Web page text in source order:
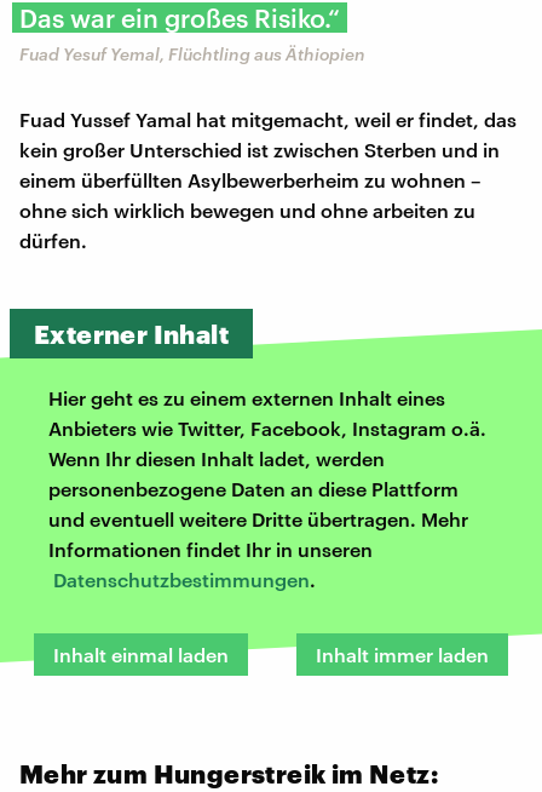
Das war ein großes Risiko.“
Fuad Yesuf Yemal, Flüchtling aus Äthiopien
Fuad Yussef Yamal hat mitgemacht, weil er findet, das
kein großer Unterschied ist zwischen Sterben und in
einem überfüllten Asylbewerberheim zu wohnen –
ohne sich wirklich bewegen und ohne arbeiten zu
dürfen.
Externer Inhalt
Hier geht es zu einem externen Inhalt eines
Anbieters wie Twitter, Facebook, Instagram o.ä.
Wenn Ihr diesen Inhalt ladet, werden
personenbezogene Daten an diese Plattform
und eventuell weitere Dritte übertragen. Mehr
Informationen findet Ihr in unseren
Datenschutzbestimmungen.
Inhalt einmal laden Inhalt immer laden
Mehr zum Hungerstreik im Netz: